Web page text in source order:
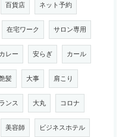
百貨店 ネット予約
在宅ワーク サロン専用
カレー 安らぎ カール
髪 大事 肩こり
ンス 大丸 コロナ
美容師 ビジネスホテル